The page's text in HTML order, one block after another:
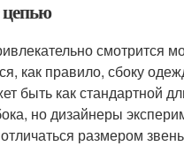
как правило, сбоку
быть как стандартной
но дизайнеры
размером